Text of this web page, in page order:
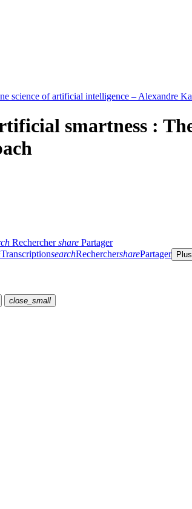
science of artificial intelligence – Alexandre
smartness :
Rechercher share Partager
TranscriptionsearchRecherchersharePartager Plus
close_small